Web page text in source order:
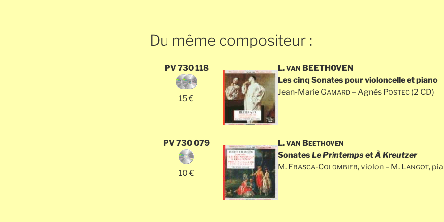
Du même compositeur :
PV 730 118
15 €
L. VAN BEETHOVEN
Les cinq Sonates pour violoncelle et piano
Jean-Marie GAMARD – Agnès POSTEC (2 CD)
PV 730 079
10 €
L. VAN BEETHOVEN
SonatesLe Printemps etÀ Kreutzer
M. FRASCA-COLOMBIER, violon – M. LANGOT,